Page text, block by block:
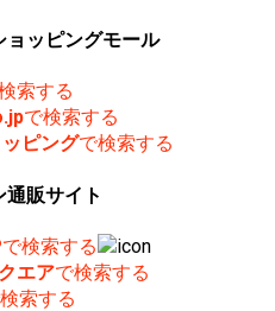
ョッピングモール
索する
で検索する
ピングで検索する
販サイト
で検索する
エアで検索する
索する